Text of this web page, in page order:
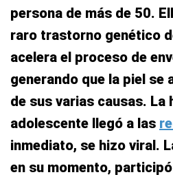
persona de más de 50.
raro trastorno genético
acelera el proceso de
generando que la piel se
de sus varias causas. La
adolescente llegó a las
inmediato, se hizo viral.
en su momento,